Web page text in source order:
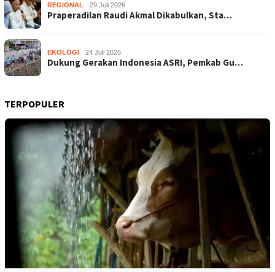
REGIONAL 29 Juli 2026
Praperadilan Raudi Akmal Dikabulkan, Sta…
EKOLOGI 24 Juli 2026
Dukung Gerakan Indonesia ASRI, Pemkab Gu…
TERPOPULER